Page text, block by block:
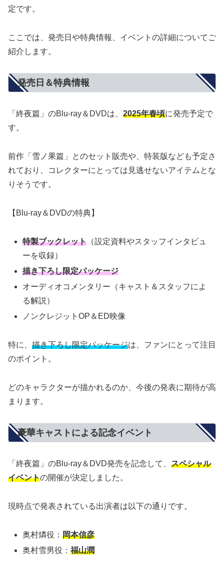
定です。
ここでは、発売日や特典情報、イベントの詳細についてご
紹介します。
発売日＆特典情報
「終夜篇」のBlu-ray＆DVDは、 2025年春頃に発売予定で
す。
前作「雪ノ果篇」とのセット販売や、特装版なども予定さ
れており、コレクターにとっては見逃せないアイテムとな
りそうです。
【Blu-ray＆DVDの特典】
特製ブックレット （設定資料やスタッフインタビュ
ーを収録）
描き下ろし限定パッケージ
オーディオコメンタリー（キャスト＆スタッフによ
る解説）
ノンクレジットOP＆ED映像
特に、 描き下ろし限定パッケージは、ファンにとって注目
のポイント。
どのキャラクターが描かれるのか、今後の発表に期待が高
まります。
豪華キャストによる記念イベント
「終夜篇」のBlu-ray＆DVD発売を記念して、 スペシャル
イベントの開催が決定しました。
現時点で発表されている出演者は以下の通りです。
奥村燐役：岡本信彦
奥村雪男役：福山潤